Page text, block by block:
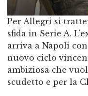
Per Allegri si
sfida in Serie A.
arriva a Napoli
nuovo ciclo
ambiziosa che
scudetto e per la